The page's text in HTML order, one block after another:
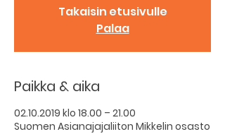
Takaisin etusivulle
Palaa
Paikka & aika
02.10.2019 klo 18.00 – 21.00
Suomen Asianajajaliiton Mikkelin osasto